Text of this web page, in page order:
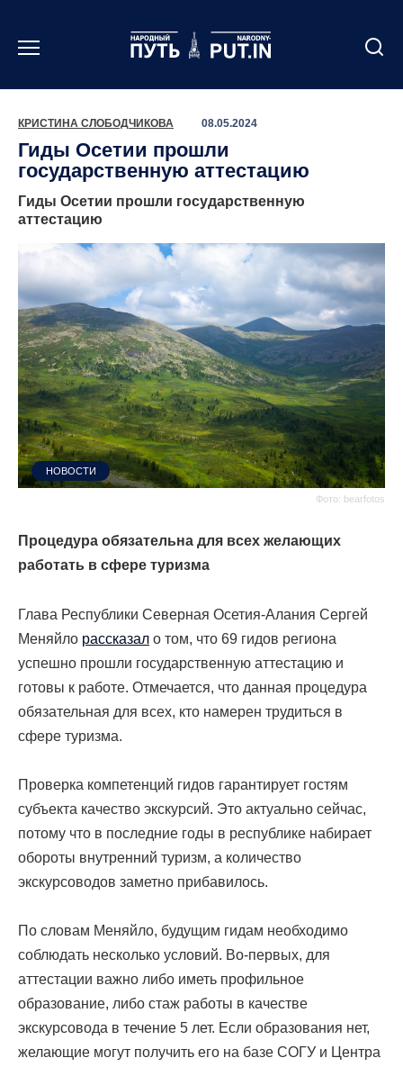
содержанию
КРИСТИНА СЛОБОДЧИКОВА 08.05.2024
Гиды Осетии прошли
государственную аттестацию
Гиды Осетии прошли государственную
аттестацию
Фото: bearfotos
НОВОСТИ
Процедура обязательна для всех желающих
работать в сфере туризма
Глава Республики Северная Осетия-Алания Сергей
Меняйло рассказал о том, что 69 гидов региона
успешно прошли государственную аттестацию и
готовы к работе. Отмечается, что данная процедура
обязательная для всех, кто намерен трудиться в
сфере туризма.
Проверка компетенций гидов гарантирует гостям
субъекта качество экскурсий. Это актуально сейчас,
потому что в последние годы в республике набирает
обороты внутренний туризм, а количество
экскурсоводов заметно прибавилось.
По словам Меняйло, будущим гидам необходимо
соблюдать несколько условий. Во-первых, для
аттестации важно либо иметь профильное
образование, либо стаж работы в качестве
экскурсовода в течение 5 лет. Если образования нет,
желающие могут получить его на базе СОГУ и Центра